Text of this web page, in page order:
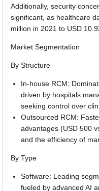
Additionally, security
significant, as healthcare
million in 2021 to USD
Market Segmentation
By Structure
In-house RCM:
driven by hospitals
seeking control over
Outsourced RCM:
advantages (USD 500
and the efficiency of
By Type
Software: Leading
fueled by advanced AI